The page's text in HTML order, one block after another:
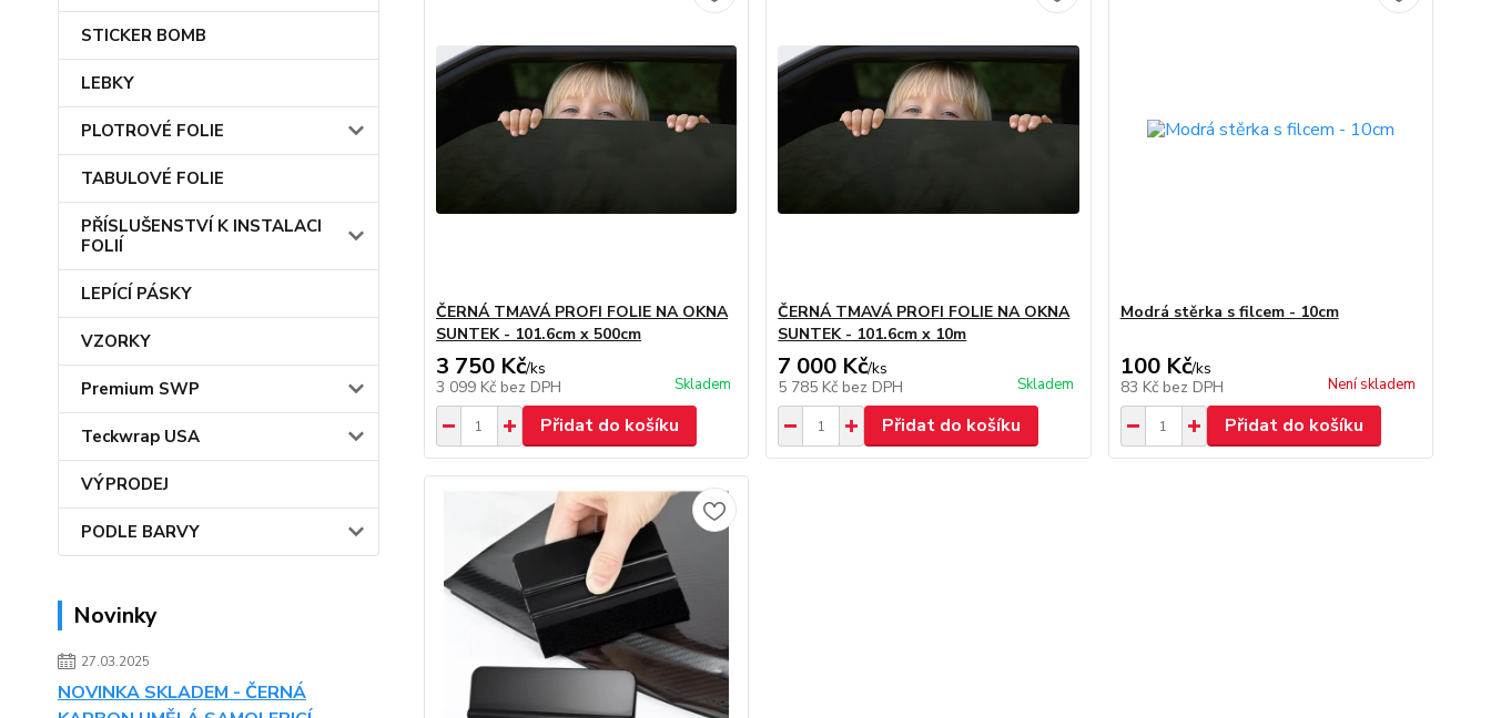
STICKER BOMB
LEBKY
PLOTROVÉ FOLIE
TABULOVÉ FOLIE
PŘÍSLUŠENSTVÍ K INSTALACI
FOLIÍ
LEPÍCÍ PÁSKY
VZORKY
Premium SWP
Teckwrap USA
VÝPRODEJ
PODLE BARVY
Novinky
27.03.2025
NOVINKA SKLADEM - ČERNÁ
ČERNÁ TMAVÁ PROFI FOLIE NA OKNA
SUNTEK - 101.6cm x 500cm
3 750 Kč/ks
3 099 Kč bez DPH Skladem
Přidat do košíku
ČERNÁ TMAVÁ PROFI FOLIE NA OKNA
SUNTEK - 101.6cm x 10m
7 000 Kč/ks
5 785 Kč bez DPH Skladem
Přidat do košíku
Modrá stěrka s filcem - 10cm
100 Kč/ks
83 Kč bez DPH Není skladem
Přidat do košíku